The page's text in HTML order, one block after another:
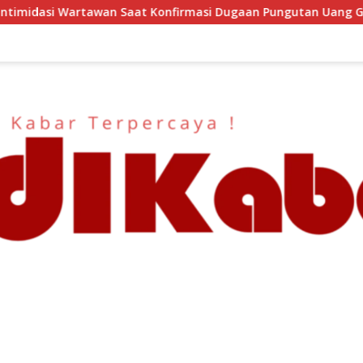
Dugaan Pungutan Uang Gedung, Anggota Komite SMAN 1